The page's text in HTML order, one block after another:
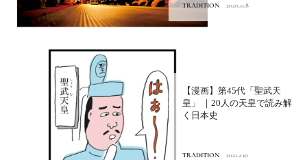
TRADITION 2020.11.8
【漫画】第45代「聖武天
皇」 ｜20人の天皇で読み解
く日本史
TRADITION 2021.2.10